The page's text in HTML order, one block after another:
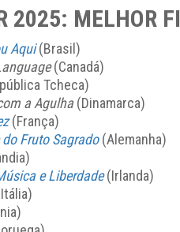
2025: MELHOR
Aqui(Brasil)
(Canadá)
Tcheca)
a Agulha(Dinamarca)
(França)
do Fruto Sagrado(Alemanha)
e Liberdade(Irlanda)